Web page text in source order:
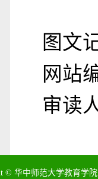
图文
网站
审读
© 华中师范大学教育学院